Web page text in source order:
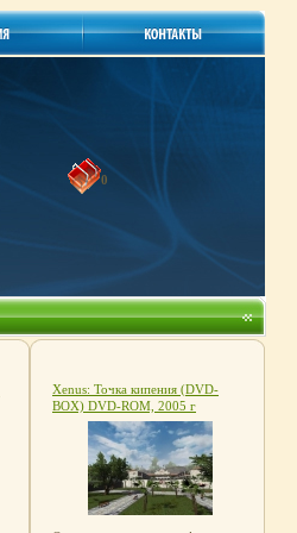
0
Xenus: Точка кипения (DVD-
BOX) DVD-ROM, 2005 г
Издатель: Руссобит-М;
Разработчик: Deep Shadows
пластиковый DVD-BOX Что
делать, если программа не
запускается? инфо 3465g.